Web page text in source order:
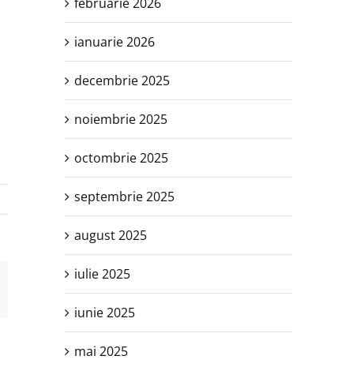
ianuarie 2026
decembrie 2025
noiembrie 2025
octombrie 2025
septembrie 2025
august 2025
iulie 2025
iunie 2025
mai 2025